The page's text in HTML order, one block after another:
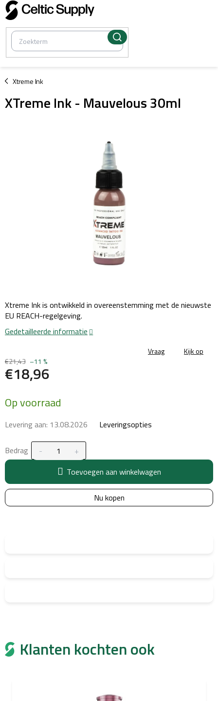
Overslaan
naar
inhoud
Xtreme Ink
/
XTreme Ink - Mauvelous 30ml
€21,43 –11 %
€18,96
prijs:
Op voorraad
Levering aan: 13.08.2026 Leveringsopties
Bedrag
Toevoegen aan winkelwagen
Nu kopen
Xtreme Ink is ontwikkeld in overeenstemming met de nieuwste
EU REACH-regelgeving.
Gedetailleerde informatie
Vraag Kijk op
Klanten kochten ook